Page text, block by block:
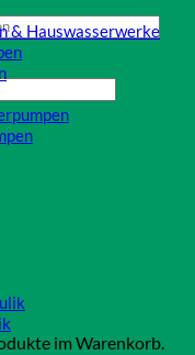
im Warenkorb.
& Hauswasserwerke